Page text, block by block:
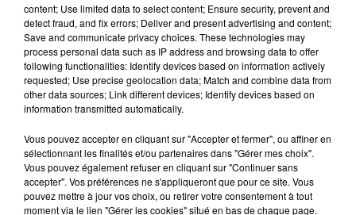
content; Use limited data to select content; Ensure security, prevent and
detect fraud, and fix errors; Deliver and present advertising and content;
Save and communicate privacy choices. These technologies may
process personal data such as IP address and browsing data to offer
following functionalities: Identify devices based on information actively
requested; Use precise geolocation data; Match and combine data from
other data sources; Link different devices; Identify devices based on
information transmitted automatically.
Vous pouvez accepter en cliquant sur "Accepter et fermer", ou affiner en
sélectionnant les finalités et/ou partenaires dans "Gérer mes choix".
Vous pouvez également refuser en cliquant sur "Continuer sans
accepter". Vos préférences ne s'appliqueront que pour ce site. Vous
pouvez mettre à jour vos choix, ou retirer votre consentement à tout
moment via le lien "Gérer les cookies" situé en bas de chaque page.